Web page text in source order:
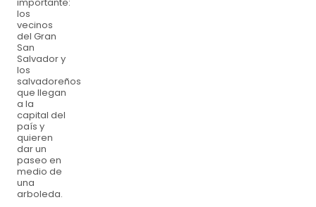
importante:
los
vecinos
del Gran
San
Salvador y
los
salvadoreños
que llegan
a la
capital del
país y
quieren
dar un
paseo en
medio de
una
arboleda.